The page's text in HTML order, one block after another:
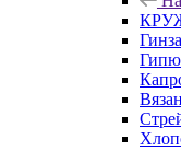
Гинза